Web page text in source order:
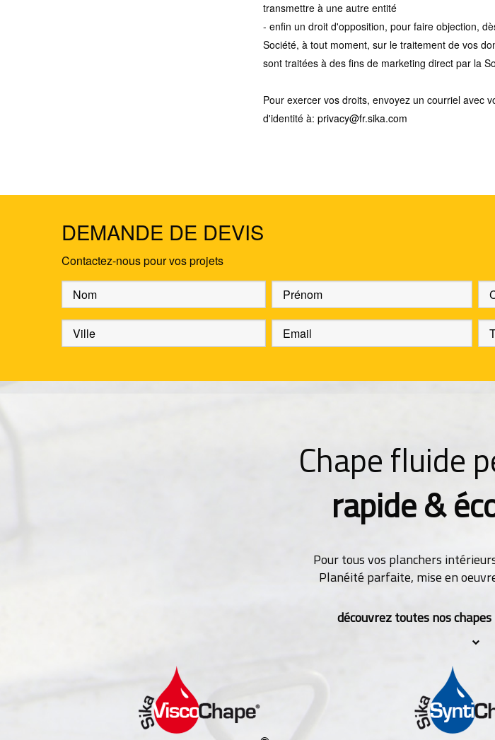
transmettre à une autre entité
- enfin un droit d'opposition, pour faire objection,
Société, à tout moment, sur le traitement de vos
sont traitées à des fins de marketing direct par la
Pour exercer vos droits, envoyez un courriel avec
d'identité à: privacy@fr.sika.com
DEMANDE DE DEVIS
Contactez-nous pour vos projets
Chape fluide
rapide &
Pour tous vos planchers
Planéité parfaite, mise en
découvrez toutes nos